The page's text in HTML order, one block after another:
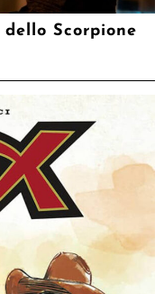
Scorpione